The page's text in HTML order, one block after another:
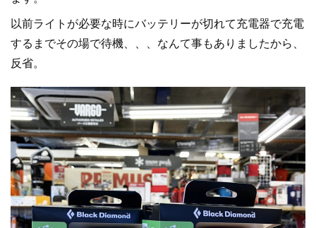
以前ライトが必要な時にバッテリーが切れて充電器で充電
するまでその場で待機、、、なんて事もありましたから、
反省。